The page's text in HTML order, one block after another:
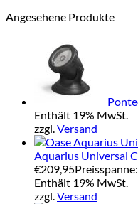
Angesehene Produkte
Enthält 19% MwSt.
zzgl.Versand
Aquarius Universal
€209,95
Enthält 19% MwSt.
zzgl.Versand